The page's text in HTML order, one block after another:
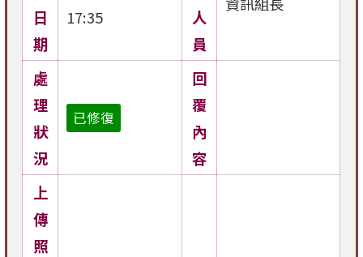
日
期
17:35
人
員
處
理
狀
況
已修復
回
覆
內
容
上
傳
照